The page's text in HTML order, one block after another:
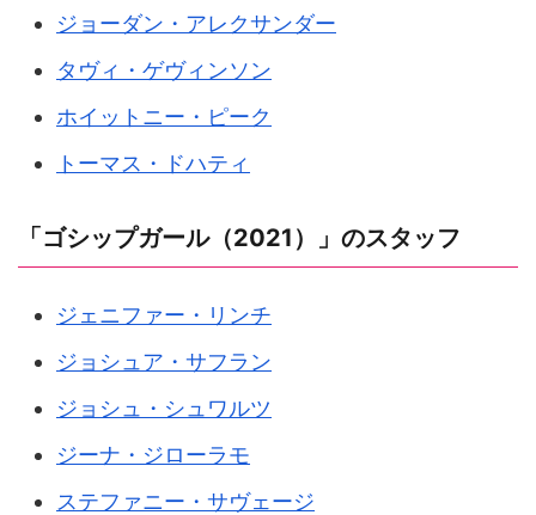
ジョーダン・アレクサンダー
タヴィ・ゲヴィンソン
ホイットニー・ピーク
トーマス・ドハティ
「ゴシップガール（2021）」のスタッフ
ジェニファー・リンチ
ジョシュア・サフラン
ジョシュ・シュワルツ
ジーナ・ジローラモ
ステファニー・サヴェージ